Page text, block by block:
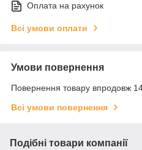
Оплата на рахунок
Всі умови оплати
Умови повернення
Повернення товару впродовж
Всі умови повернення
Подібні товари компанії